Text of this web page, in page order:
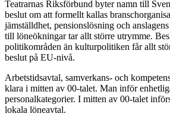
Teatrarnas Riksförbund byter namn till
beslut om att formellt kallas
jämställdhet, pensionslösning och
till löneökningar tar allt större utrymme.
politikområden än kulturpolitiken får allt
beslut på EU-nivå.
Arbetstidsavtal, samverkans- och
klara i mitten av 00-talet. Man inför
personalkategorier. I mitten av 00-talet
lokala löneavtal.